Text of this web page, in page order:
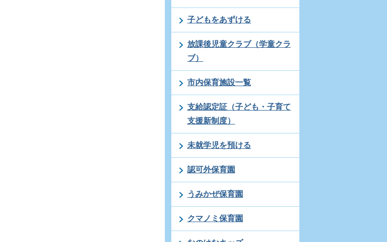
子どもをあずける
放課後児童クラブ（学童クラ
ブ）
市内保育施設一覧
支給認定証（子ども・子育て
支援新制度）
未就学児を預ける
認可外保育園
うみかぜ保育園
クマノミ保育園